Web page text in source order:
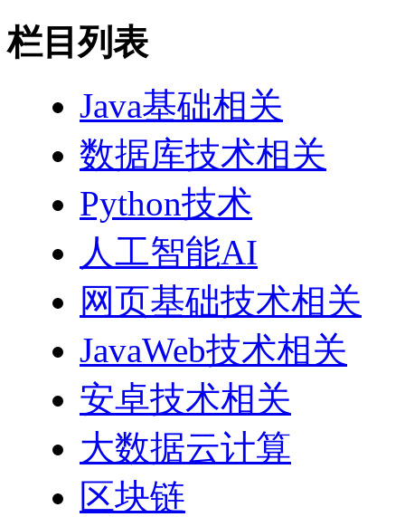
栏目列表
Java基础相关
数据库技术相关
Python技术
人工智能AI
网页基础技术相关
JavaWeb技术相关
安卓技术相关
大数据云计算
区块链